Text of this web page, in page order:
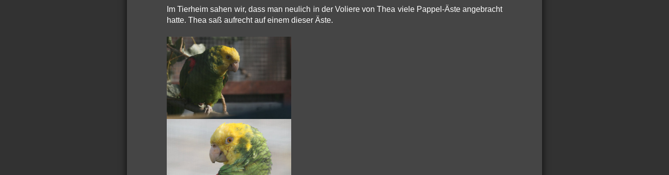
Im Tierheim sahen wir, dass man neulich in der Voliere von Thea viele Pappel-Äste angebracht
hatte. Thea saß aufrecht auf einem dieser Äste.